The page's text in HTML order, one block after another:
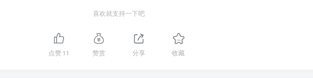
实践的具体的历史的统一，即理论必须结合实际条件，避免盲目蛮干，①正确。④：材料
喜欢就支持一下吧
点赞11 赞赏 分享 收藏